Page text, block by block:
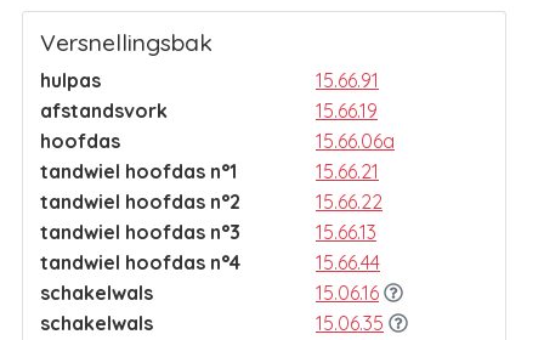
Versnellingsbak
hulpas
15.66.91
afstandsvork
15.66.19
hoofdas
15.66.06a
tandwiel hoofdas n°1
15.66.21
tandwiel hoofdas n°2
15.66.22
tandwiel hoofdas n°3
15.66.13
tandwiel hoofdas n°4
15.66.44
schakelwals
15.06.16
schakelwals
15.06.35